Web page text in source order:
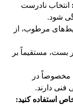
انتخاب نادرست
شود.
مرطوب، از
بست، مستقیماً بر
مخصوصاً در
فنی دارند.
استفاده کنید: